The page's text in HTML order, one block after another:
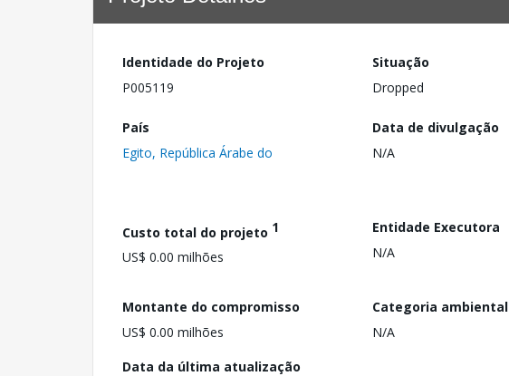
Identidade do Projeto
P005119
Situação
Dropped
País
Egito, República Árabe do
Data de divulgação
N/A
Custo total do projeto 1
US$ 0.00 milhões
Entidade Executora
N/A
Montante do compromisso
US$ 0.00 milhões
Categoria ambiental
N/A
Data da última atualização